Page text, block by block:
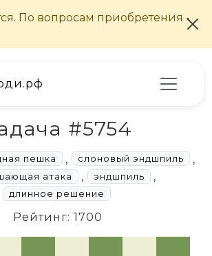
#5754
пешка , слоновый эндшпиль ,
атака , эндшпиль ,
длинное решение
Рейтинг: 1700